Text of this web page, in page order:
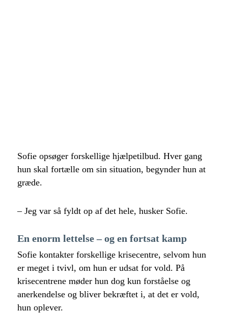
Sofie opsøger forskellige hjælpetilbud. Hver gang
hun skal fortælle om sin situation, begynder hun at
græde.
– Jeg var så fyldt op af det hele, husker Sofie.
En enorm lettelse – og en fortsat kamp
Sofie kontakter forskellige krisecentre, selvom hun
er meget i tvivl, om hun er udsat for vold. På
krisecentrene møder hun dog kun forståelse og
anerkendelse og bliver bekræftet i, at det er vold,
hun oplever.